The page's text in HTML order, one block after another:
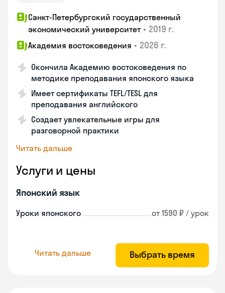
Санкт-Петербургский государственный
экономический университет • 2019 г.
Академия востоковедения • 2026 г.
Окончила Академию востоковедения по
методике преподавания японского языка
Имеет сертификаты TEFL/TESL для
преподавания английского
Создает увлекательные игры для
разговорной практики
Читать дальше
Услуги и цены
Японский язык
Уроки японского от 1590 ₽ / урок
Читать дальше Выбрать время